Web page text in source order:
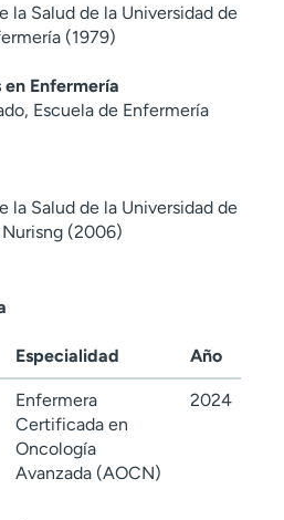
la Salud de la Universidad de
(1979)
Enfermería
Escuela de Enfermería
la Salud de la Universidad de
(2006)
Especialidad Año
Enfermera
Certificada en
Oncología
Avanzada (AOCN)
2024